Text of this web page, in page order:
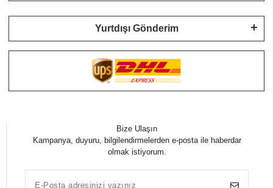
Yurtdışı Gönderim
Bize Ulaşın
Kampanya, duyuru, bilgilendirmelerden e-posta ile haberdar
olmak istiyorum.